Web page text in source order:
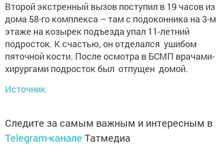
Второй экстренный вызов поступил в 19 часов из
дома 58-го комплекса – там с подоконника на 3-м
этаже на козырек подъезда упал 11-летний
подросток. К счастью, он отделался ушибом
пяточной кости. После осмотра в БСМП врачами-
хирургами подросток был отпущен домой.
Источник
Следите за самым важным и интересным в
Telegram-канале Татмедиа